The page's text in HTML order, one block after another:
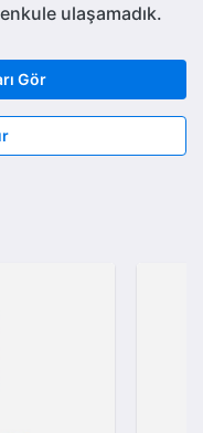
ulaşamadık.
Gör